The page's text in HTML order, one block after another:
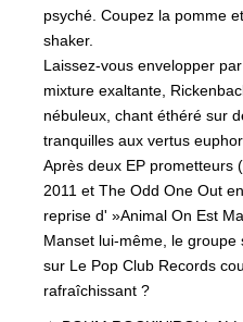
psyché. Coupez la pomme
shaker.
Laissez-vous envelopper
mixture exaltante,
nébuleux, chant éthéré sur
tranquilles aux vertus
Après deux EP prometteurs
2011 et The Odd One Out
reprise d' »Animal On Est
Manset lui-même, le
sur Le Pop Club Records
rafraîchissant ?